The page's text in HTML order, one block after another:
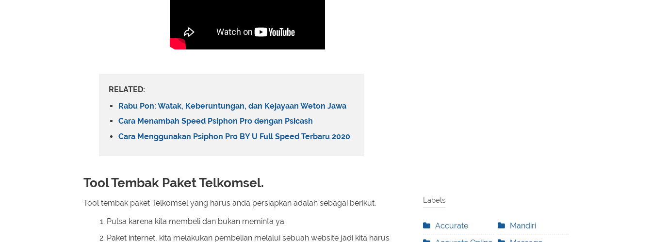
RELATED:
Rabu Pon: Watak, Keberuntungan, dan Kejayaan Weton Jawa
Cara Menambah Speed Psiphon Pro dengan Psicash
Cara Menggunakan Psiphon Pro BY U Full Speed Terbaru 2020
Tool Tembak Paket Telkomsel.
Tool tembak paket Telkomsel yang harus anda persiapkan adalah sebagai berikut.
Pulsa karena kita membeli dan bukan meminta ya.
Paket internet, kita melakukan pembelian melalui sebuah website jadi kita harus
Labels
Accurate
Mandiri